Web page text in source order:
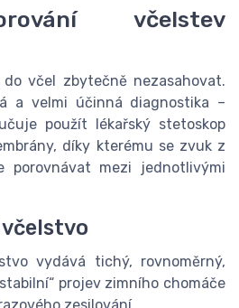
včelstev
včel zbytečně nezasahovat.
a velmi účinná diagnostika –
použít lékařský stetoskop
díky kterému se zvuk z
mezi jednotlivými
vydává tichý, rovnoměrný,
projev zimního chomáče